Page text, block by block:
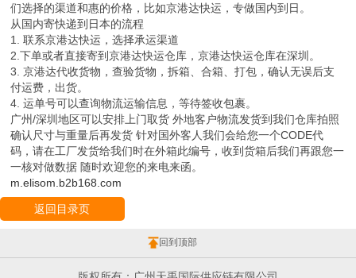
们选择的渠道和惠的价格，比如京港达快运，专做国内到日。
从国内寄快递到日本的流程
1. 联系京港达快运，选择承运渠道
2.下单或者直接寄到京港达快运仓库，京港达快运仓库在深圳。
3. 京港达代收货物，查验货物，拆箱、合箱、打包，确认无误后支
付运费，出货。
4. 运单号可以查询物流运输信息，等待签收包裹。
广州/深圳地区可以安排上门取货 外地客户物流发货到我们仓库拍照
确认尺寸与重量后再发货 针对国外客人我们会给您一个CODE代
码，请在工厂发货给我们时在外箱此编号，收到货箱后我们再跟您一
一核对做数据 随时欢迎您的来电来函。
m.elisom.b2b168.com
返回目录页
回到顶部